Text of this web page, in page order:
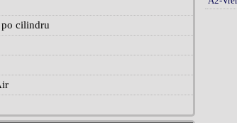
cilindru